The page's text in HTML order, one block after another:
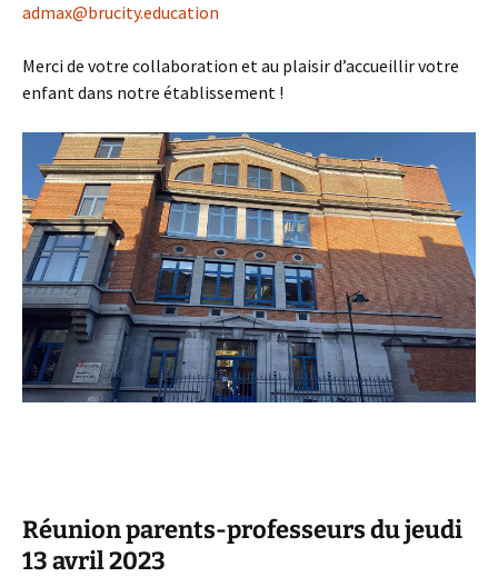
admax@brucity.education
Merci de votre collaboration et au plaisir d’accueillir votre
enfant dans notre établissement !
Réunion parents-professeurs du jeudi
13 avril 2023